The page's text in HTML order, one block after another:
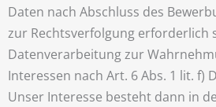
Daten nach Abschluss des
zur Rechtsverfolgung erforderlich
Datenverarbeitung zur
Interessen nach Art. 6 Abs. 1 lit. f)
Unser Interesse besteht dann in